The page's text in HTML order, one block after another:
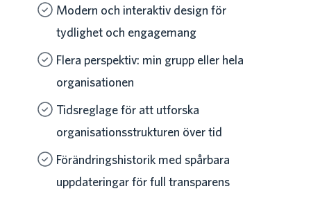
Modern och interaktiv design för
tydlighet och engagemang
Flera perspektiv: min grupp eller hela
organisationen
Tidsreglage för att utforska
organisationsstrukturen över tid
Förändringshistorik med spårbara
uppdateringar för full transparens